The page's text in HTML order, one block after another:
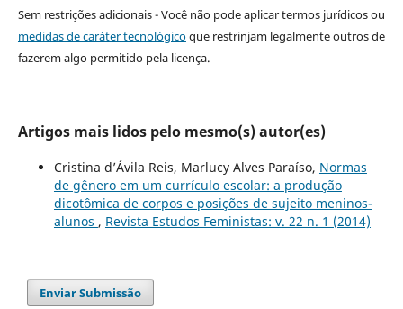
Sem restrições adicionais - Você não pode aplicar termos jurídicos ou
medidas de caráter tecnológicoque restrinjam legalmente outros de
fazerem algo permitido pela licença.
Artigos mais lidos pelo mesmo(s) autor(es)
Cristina d’Ávila Reis, Marlucy Alves Paraíso, Normas
de gênero em um currículo escolar: a produção
dicotômica de corpos e posições de sujeito meninos-
alunos , Revista Estudos Feministas: v. 22 n. 1 (2014)
Enviar Submissão